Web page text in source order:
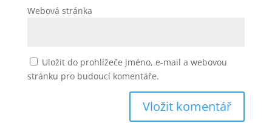
Webová stránka
Uložit do prohlížeče jméno, e-mail a webovou
stránku pro budoucí komentáře.